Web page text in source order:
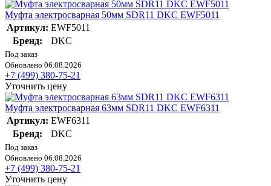
Муфта электросварная 50мм SDR11 DKC EWF5011
Артикул: EWF5011
Бренд:
DKC
Под заказ
Обновлено 06.08.2026
+7 (499) 380-75-21
Уточнить цену
Муфта электросварная 63мм SDR11 DKC EWF6311
Артикул: EWF6311
Бренд:
DKC
Под заказ
Обновлено 06.08.2026
+7 (499) 380-75-21
Уточнить цену